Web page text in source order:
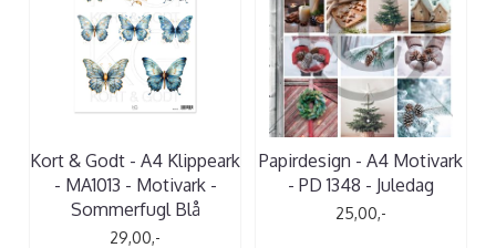
Kort & Godt - A4 Klippeark
- MA1013 - Motivark -
Sommerfugl Blå
29,00,-
Papirdesign - A4 Motivark
- PD 1348 - Juledag
25,00,-